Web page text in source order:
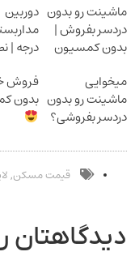
ماشینت رو بدون
دردسر بفروش |
بدون کمسیون
دوربین
درجه |
میخوایی
ماشینت رو بدون
دردسر بفروشی؟
فروش
بدون
قیمت مسکن,
دیدگاهتان